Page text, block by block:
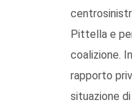
Pittella e
coalizione.
rapporto
situazione